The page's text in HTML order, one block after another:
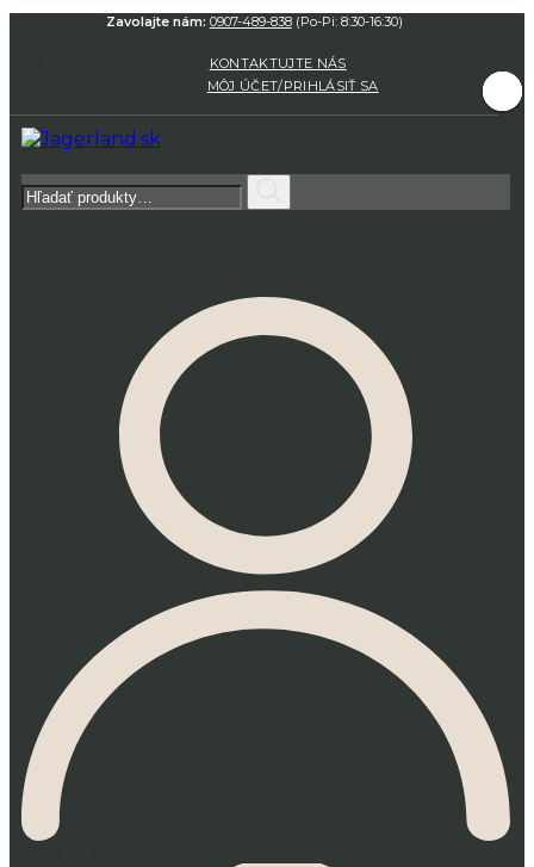
Zavolajte nám: 0907-489-838(Po-Pi: 8:30-16:30)
KONTAKTUJTE NÁS
MÔJ ÚČET/PRIHLÁSIŤ SA
Hľadať: